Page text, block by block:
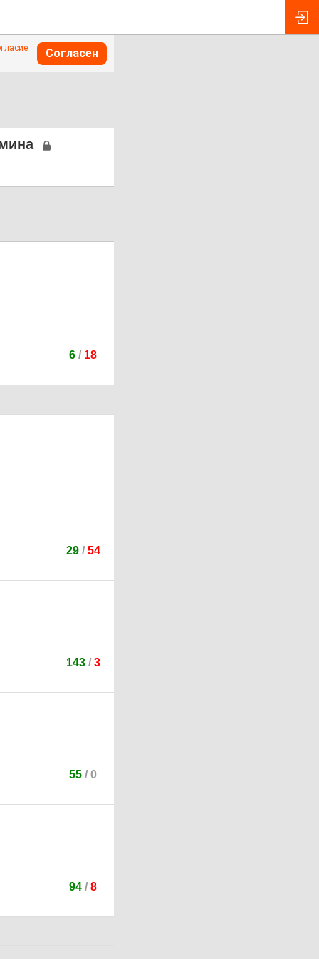
Согласен
6 / 18
29/ 54
143/ 3
55 / 0
94 / 8